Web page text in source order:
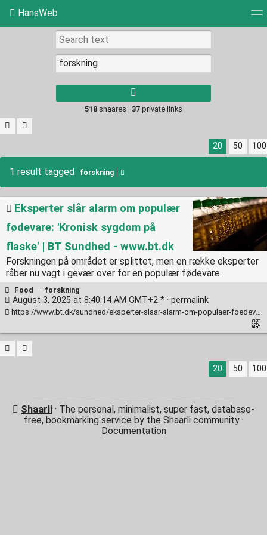
HansWeb
Picture wall
results.
518 shaares · 37 private links
20 50 100
1 result tagged forskning
Eksperter slår alarm om populær
fødevare: 'Kronisk sygdom på
flaske' | BT Sundhed - www.bt.dk
Forskningen på området er splittet, men en række eksperter
råber nu vagt i gevær over for en populær fødevare.
Food · forskning
August 3, 2025 at 8:40:14 AM GMT+2 * · permalink
https://www.bt.dk/sundhed/eksperter-slaar-alarm-om-populaer-foedevare-kronisk-sygdom-paa-flaske#Echobox=1754190359
20 50 100
Shaarli · The personal, minimalist, super fast, database-
free, bookmarking service by the Shaarli community ·
Documentation